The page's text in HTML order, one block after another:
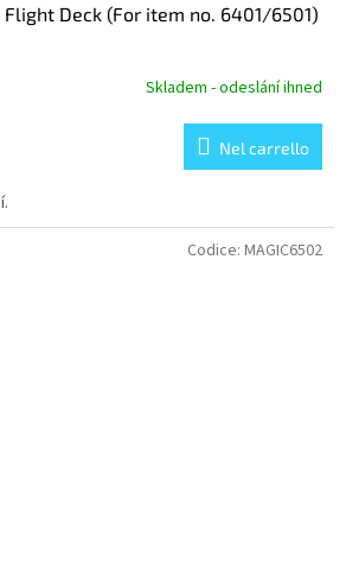
Deck (For item no. 6401/6501)
Skladem - odeslání ihned
Nel carrello
Codice: MAGIC6502